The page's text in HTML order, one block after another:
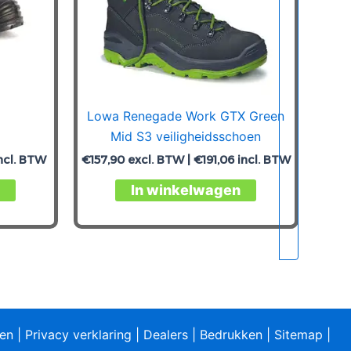
BTW
Dit
product
heeft
optie
kan
gekozen
Lowa Renegade Work GTX Green
Mid S3 veiligheidsschoen
€157,90excl. BTW | €191,06incl. BTW
In winkelwagen
Dit
product
heeft
variaties.
optie
kan
gekozen
Privacy verklaring Dealers Bedrukken Sitemap